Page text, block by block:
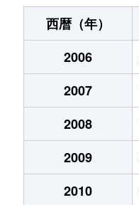
西暦（年）
2006
2007
2008
2009
2010